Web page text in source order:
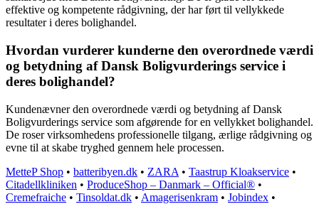
effektive og kompetente rådgivning, der har ført til vellykkede
resultater i deres bolighandel.
Hvordan vurderer kunderne den overordnede værdi
og betydning af Dansk Boligvurderings service i
deres bolighandel?
Kundenævner den overordnede værdi og betydning af Dansk
Boligvurderings service som afgørende for en vellykket bolighandel.
De roser virksomhedens professionelle tilgang, ærlige rådgivning og
evne til at skabe tryghed gennem hele processen.
MetteP Shop • batteribyen.dk • ZARA • Taastrup Kloakservice •
Citadellkliniken • ProduceShop – Danmark – Official® •
Cremefraiche • Tinsoldat.dk • Amagerisenkram • Jobindex •